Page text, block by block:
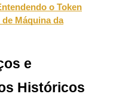
o Token
Máquina da
e
Históricos